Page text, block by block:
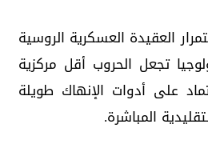
العقيدة العسكرية الروسية
تجعل الحروب أقل مركزية
على أدوات الإنهاك طويلة
المباشرة.